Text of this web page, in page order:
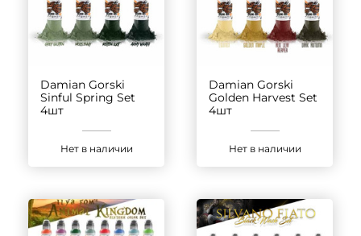
Damian Gorski
Sinful Spring Set
4шт
Нет в наличии
Damian Gorski
Golden Harvest Set
4шт
Нет в наличии